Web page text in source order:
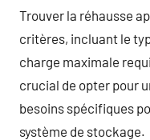
Trouver la réhausse
critères, incluant le
charge maximale
crucial de opter pour
besoins spécifiques
système de stockage.